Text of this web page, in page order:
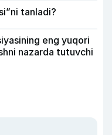
tanladi?
eng yuqori
nazarda tutuvchi